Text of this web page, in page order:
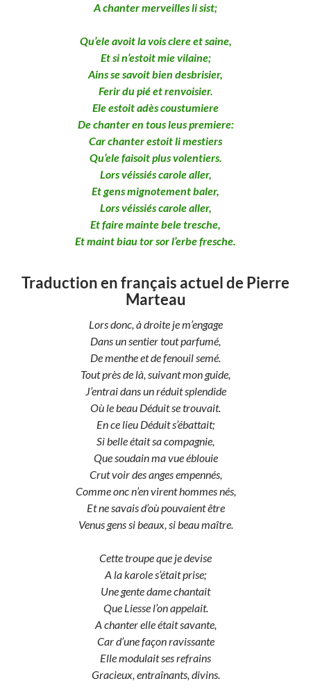
A chanter merveilles li sist;
Qu’ele avoit la vois clere et saine,
Et si n’estoit mie vilaine;
Ains se savoit bien desbrisier,
Ferir du pié et renvoisier.
Ele estoit adès coustumiere
De chanter en tous leus premiere:
Car chanter estoit li mestiers
Qu’ele faisoit plus volentiers.
Lors véissiés carole aller,
Et gens mignotement baler,
Lors véissiés carole aller,
Et faire mainte bele tresche,
Et maint biau tor sor l’erbe fresche.
Traduction en français actuel de Pierre
Marteau
Lors donc, à droite je m’engage
Dans un sentier tout parfumé,
De menthe et de fenouil semé.
Tout près de là, suivant mon guide,
J’entrai dans un réduit splendide
Où le beau Déduit se trouvait.
En ce lieu Déduit s’ébattait;
Si belle était sa compagnie,
Que soudain ma vue éblouie
Crut voir des anges empennés,
Comme onc n’en virent hommes nés,
Et ne savais d’où pouvaient être
Venus gens si beaux, si beau maître.
Cette troupe que je devise
A la karole s’était prise;
Une gente dame chantait
Que Liesse l’on appelait.
A chanter elle était savante,
Car d’une façon ravissante
Elle modulait ses refrains
Gracieux, entraînants, divins.